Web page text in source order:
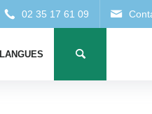
LANGUES